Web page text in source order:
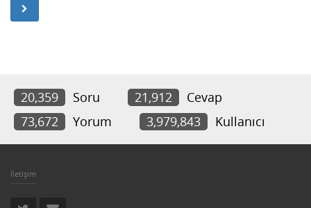
20,359 Soru 21,912
Cevap
73,672
Yorum 3,979,843 Kullanıcı
İletişim